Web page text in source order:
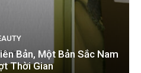
Bản, Một Bản Sắc Nam
Thời Gian